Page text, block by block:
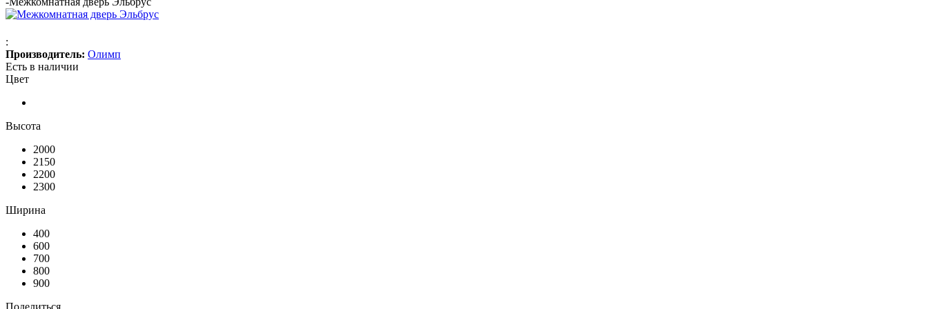
:
Производитель: Олимп
Есть в наличии
Цвет
Высота
2000
2150
2200
2300
Ширина
400
600
700
800
900
Поделиться